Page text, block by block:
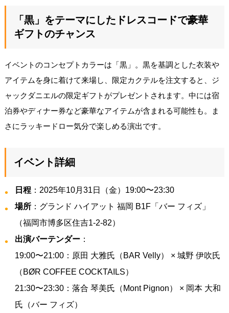
「黒」をテーマにしたドレスコードで豪華
ギフトのチャンス
イベントのコンセプトカラーは「黒」。黒を基調とした衣装や
アイテムを身に着けて来場し、限定カクテルを注文すると、ジ
ャックダニエルの限定ギフトがプレゼントされます。中には宿
泊券やディナー券など豪華なアイテムが含まれる可能性も。ま
さにラッキードロー気分で楽しめる演出です。
イベント詳細
日程：2025年10月31日（金）19:00〜23:30
場所：グランド ハイアット 福岡 B1F「バー フィズ」
（福岡市博多区住吉1-2-82）
出演バーテンダー：
19:00〜21:00：原田 大雅氏（BAR Velly） × 城野 伊吹氏
（BØR COFFEE COCKTAILS）
21:30〜23:30：落合 琴美氏（Mont Pignon） × 岡本 大和
氏（バー フィズ）